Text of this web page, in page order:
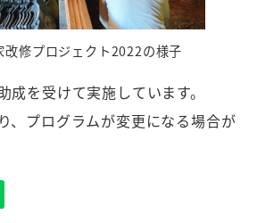
改修プロジェクト2022の様子
を受けて実施しています。
、プログラムが変更になる場合が